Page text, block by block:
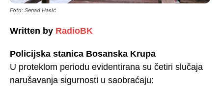
Foto: Senad Hasić
Written by RadioBK
Policijska stanica Bosanska Krupa
U proteklom periodu evidentirana su četiri slučaja
narušavanja sigurnosti u saobraćaju: